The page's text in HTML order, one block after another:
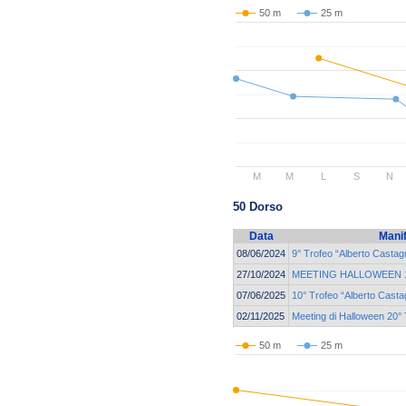
50 m 25 m
M M L S N
50 Dorso
Data
08/06/2024 9° Trofeo “Alberto
27/10/2024
MEETING HALLOWEEN
07/06/2025
10° Trofeo “Alberto
02/11/2025
Meeting di Halloween
50 m 25 m